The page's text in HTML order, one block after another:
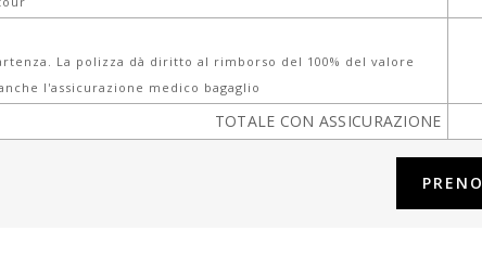
La polizza dà diritto al rimborso del 100% del valore
l'assicurazione medico bagaglio
TOTALE CON ASSICURAZIONE